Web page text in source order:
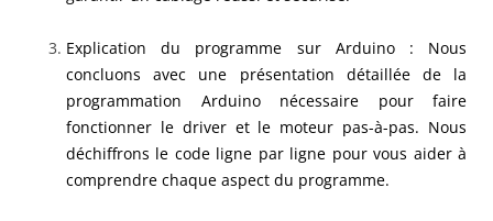
Explication du programme sur Arduino : Nous
concluons avec une présentation détaillée de la
programmation Arduino nécessaire pour faire
fonctionner le driver et le moteur pas-à-pas. Nous
déchiffrons le code ligne par ligne pour vous aider à
comprendre chaque aspect du programme.